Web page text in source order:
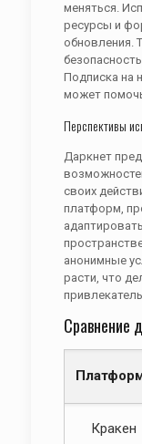
меняться.
ресурсы и
обновления.
Подписка на
может
Перспективы
Даркнет
своих
платформ,
анонимные
расти, что
Сравнение
Кракен